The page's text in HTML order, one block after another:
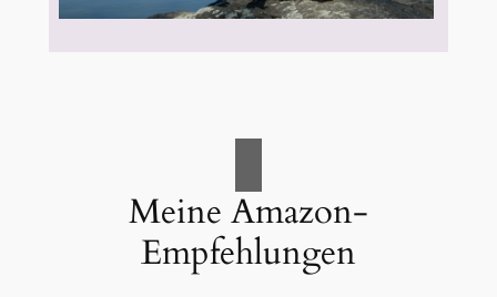
Meine Amazon-
Empfehlungen